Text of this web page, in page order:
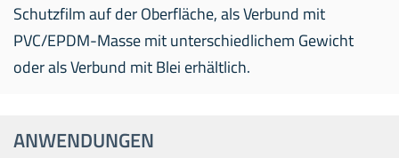
Schutzfilm auf der Oberfläche, als Verbund mit
PVC/EPDM-Masse mit unterschiedlichem Gewicht
oder als Verbund mit Blei erhältlich.
ANWENDUNGEN